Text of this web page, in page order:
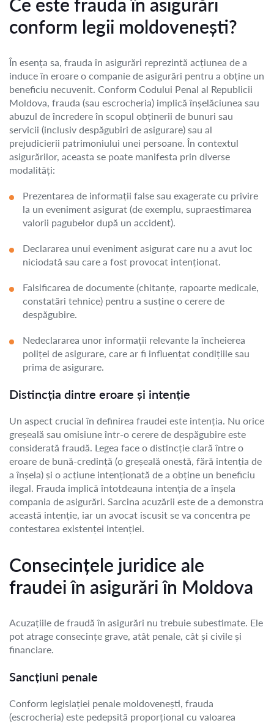
conform legii moldovenești?
În esența sa, frauda în asigurări reprezintă acțiunea de a
induce în eroare o companie de asigurări pentru a obține un
beneficiu necuvenit. Conform Codului Penal al Republicii
Moldova, frauda (sau escrocheria) implică înșelăciunea sau
abuzul de încredere în scopul obținerii de bunuri sau
servicii (inclusiv despăgubiri de asigurare) sau al
prejudicierii patrimoniului unei persoane. În contextul
asigurărilor, aceasta se poate manifesta prin diverse
modalități:
Prezentarea de informații false sau exagerate cu privire
la un eveniment asigurat (de exemplu, supraestimarea
valorii pagubelor după un accident).
Declararea unui eveniment asigurat care nu a avut loc
niciodată sau care a fost provocat intenționat.
Falsificarea de documente (chitanțe, rapoarte medicale,
constatări tehnice) pentru a susține o cerere de
despăgubire.
Nedeclararea unor informații relevante la încheierea
poliței de asigurare, care ar fi influențat condițiile sau
prima de asigurare.
Distincția dintre eroare și intenție
Un aspect crucial în definirea fraudei este intenția. Nu orice
greșeală sau omisiune într-o cerere de despăgubire este
considerată fraudă. Legea face o distincție clară între o
eroare de bună-credință (o greșeală onestă, fără intenția de
a înșela) și o acțiune intenționată de a obține un beneficiu
ilegal. Frauda implică întotdeauna intenția de a înșela
compania de asigurări. Sarcina acuzării este de a demonstra
această intenție, iar un avocat iscusit se va concentra pe
contestarea existenței intenției.
Consecințele juridice ale
fraudei în asigurări în Moldova
Acuzațiile de fraudă în asigurări nu trebuie subestimate. Ele
pot atrage consecințe grave, atât penale, cât și civile și
financiare.
Sancțiuni penale
Conform legislației penale moldovenești, frauda
(escrocheria) este pedepsită proporțional cu valoarea